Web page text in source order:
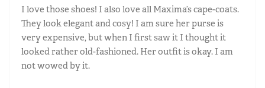
I love those shoes! I also love all Maxima’s cape-coats.
They look elegant and cosy! I am sure her purse is
very expensive, but when I first saw it I thought it
looked rather old-fashioned. Her outfit is okay. I am
not wowed by it.